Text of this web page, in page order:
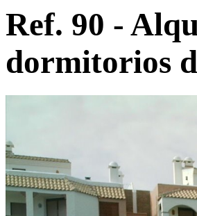
Ref. 90 -
dormitorios